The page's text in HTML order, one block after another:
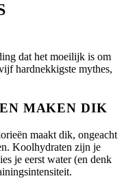
dat het moeilijk is om
hardnekkigste mythes,
MAKEN DIK
maakt dik, ongeacht
Koolhydraten zijn je
je eerst water (en denk